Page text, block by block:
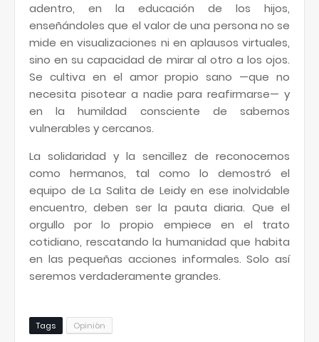
adentro, en la educación de los hijos,
enseñándoles que el valor de una persona no se
mide en visualizaciones ni en aplausos virtuales,
sino en su capacidad de mirar al otro a los ojos.
Se cultiva en el amor propio sano —que no
necesita pisotear a nadie para reafirmarse— y
en la humildad consciente de sabernos
vulnerables y cercanos.
La solidaridad y la sencillez de reconocernos
como hermanos, tal como lo demostró el
equipo de La Salita de Leidy en ese inolvidable
encuentro, deben ser la pauta diaria. Que el
orgullo por lo propio empiece en el trato
cotidiano, rescatando la humanidad que habita
en las pequeñas acciones informales. Solo así
seremos verdaderamente grandes.
Tags Opiniòn